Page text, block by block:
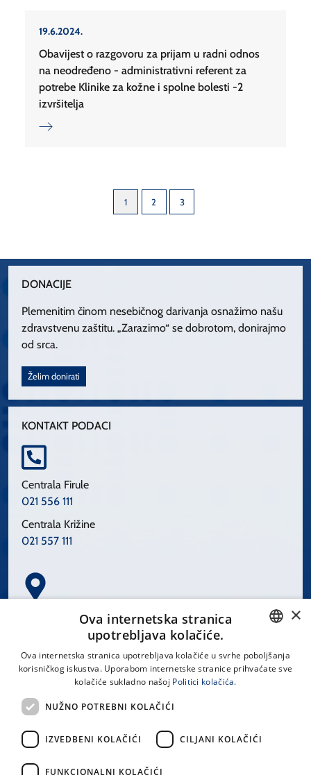
19.6.2024.
Obavijest o razgovoru za prijam u radni odnos
na neodređeno - administrativni referent za
potrebe Klinike za kožne i spolne bolesti -2
izvršitelja
1 2 3
DONACIJE
Plemenitim činom nesebičnog darivanja osnažimo našu
zdravstvenu zaštitu. „Zarazimo“ se dobrotom, donirajmo
od srca.
Želim donirati
KONTAKT PODACI
Centrala Firule
021 556 111
Centrala Križine
021 557 111
Spinčićeva 1, 21000 Split
LINKOVI
Uvjeti korištenja
CROATIAN
×
Ova internetska stranica
upotrebljava kolačiće.
Ova internetska stranica upotrebljava kolačiće u svrhe poboljšanja
korisničkog iskustva. Uporabom internetske stranice prihvaćate sve
kolačiće sukladno našoj Politici kolačića.
NUŽNO POTREBNI KOLAČIĆI
IZVEDBENI KOLAČIĆI CILJANI KOLAČIĆI
FUNKCIONALNI KOLAČIĆI